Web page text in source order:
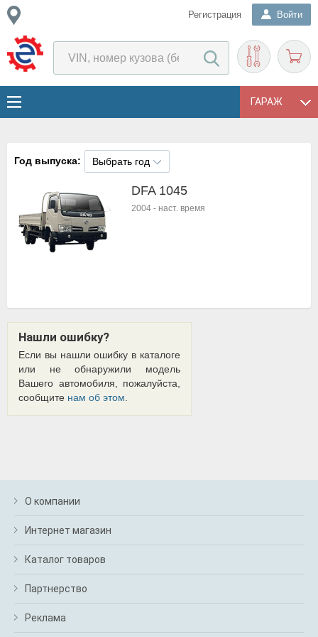
Регистрация Войти
ГАРАЖ
Год выпуска: Выбрать год
DFA 1045
2004 - наст. время
Нашли ошибку?
Если вы нашли ошибку в каталоге
или не обнаружили модель
Вашего автомобиля, пожалуйста,
сообщите нам об этом
О компании
Интернет магазин
Каталог товаров
Партнерство
Реклама